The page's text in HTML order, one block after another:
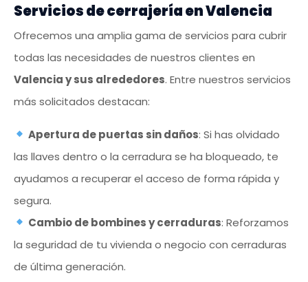
Servicios de cerrajería en Valencia
Ofrecemos una amplia gama de servicios para cubrir
todas las necesidades de nuestros clientes en
Valencia y sus alrededores. Entre nuestros servicios
más solicitados destacan:
Apertura de puertas sin daños: Si has olvidado
las llaves dentro o la cerradura se ha bloqueado, te
ayudamos a recuperar el acceso de forma rápida y
segura.
Cambio de bombines y cerraduras: Reforzamos
la seguridad de tu vivienda o negocio con cerraduras
de última generación.